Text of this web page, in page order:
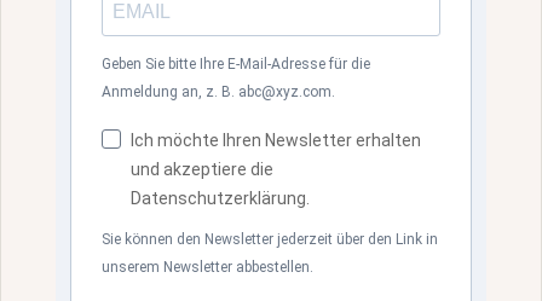
Geben Sie bitte Ihre E-Mail-Adresse für die
Anmeldung an, z. B. abc@xyz.com.
Ich möchte Ihren Newsletter erhalten
und akzeptiere die
Datenschutzerklärung.
Sie können den Newsletter jederzeit über den Link in
unserem Newsletter abbestellen.